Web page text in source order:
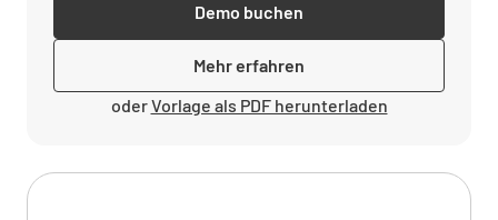
Demo buchen
Mehr erfahren
oderVorlage als PDF herunterladen